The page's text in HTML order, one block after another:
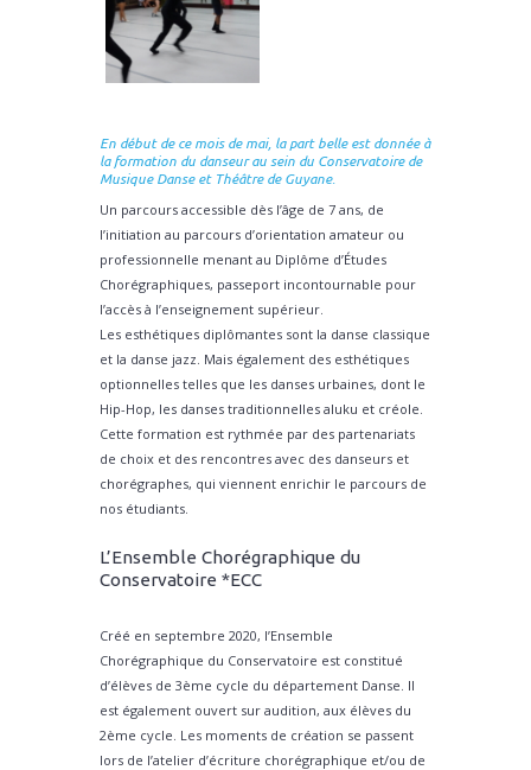
En début de ce mois de mai, la part belle est donnée à
la formation du danseur au sein du Conservatoire de
Musique Danse et Théâtre de Guyane.
Un parcours accessible dès l’âge de 7 ans, de
l’initiation au parcours d’orientation amateur ou
professionnelle menant au Diplôme d’Études
Chorégraphiques, passeport incontournable pour
l’accès à l’enseignement supérieur.
Les esthétiques diplômantes sont la danse classique
et la danse jazz. Mais également des esthétiques
optionnelles telles que les danses urbaines, dont le
Hip-Hop, les danses traditionnelles aluku et créole.
Cette formation est rythmée par des partenariats
de choix et des rencontres avec des danseurs et
chorégraphes, qui viennent enrichir le parcours de
nos étudiants.
L’Ensemble Chorégraphique du
Conservatoire *ECC
Créé en septembre 2020, l’Ensemble
Chorégraphique du Conservatoire est constitué
d’élèves de 3ème cycle du département Danse. Il
est également ouvert sur audition, aux élèves du
2ème cycle. Les moments de création se passent
lors de l’atelier d’écriture chorégraphique et/ou de